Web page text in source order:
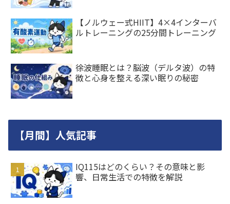
【ノルウェー式HIIT】4×4インターバ
ルトレーニングの25分間トレーニング
徐波睡眠とは？脳波（デルタ波）の特
徴と心身を整える深い眠りの秘密
【月間】人気記事
IQ115はどのくらい？その意味と影
響、日常生活での特徴を解説